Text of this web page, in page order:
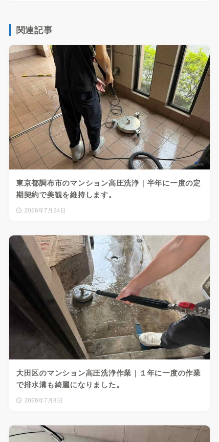
関連記事
東京都調布市のマンション高圧洗浄｜半年に一度の定
期契約で美観を維持します。
2026年7月24日
大田区のマンション高圧洗浄作業｜１年に一度の作業
で排水溝も綺麗になりました。
2026年7月8日